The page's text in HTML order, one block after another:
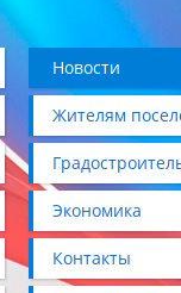
Новости
Жителям
Экономика
Контакты